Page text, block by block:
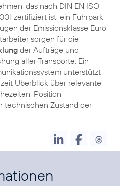
das nach DIN EN ISO
zertifiziert ist, ein Fuhrpark
der Emissionsklasse Euro
sorgen für die
der Aufträge und
aller Transporte. Ein
unterstützt
Überblick über relevante
Position,
technischen Zustand der